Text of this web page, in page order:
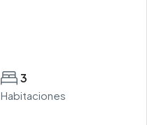
3
Habitaciones